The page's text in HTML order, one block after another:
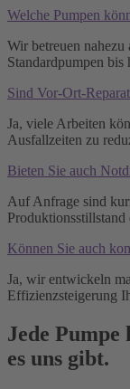
Welche Pumpen
Wir betreuen
Standardpumpen bis
Sind Vor-Ort-
Ja, viele Arbeiten
Ausfallzeiten zu
Bieten Sie auch
Auf Anfrage sind
Produktionsstillstand
Können Sie auch
Ja, wir entwickeln
Effizienzsteigerung
Jede Pumpe
es uns gibt.